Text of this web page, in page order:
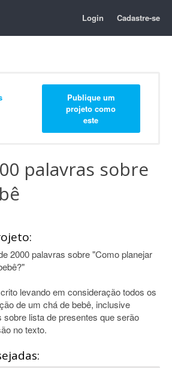
Login Cadastre-se
Publique um
projeto como
este
palavras sobre
2000 palavras sobre "Como planejar
levando em consideração todos os
de um chá de bebê, inclusive
sobre lista de presentes que serão
no texto.